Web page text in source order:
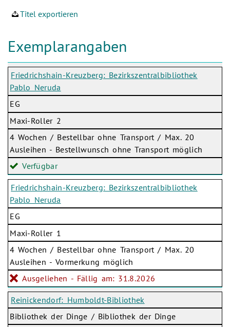
Titel exportieren
Exemplarangaben
Friedrichshain-Kreuzberg: Bezirkszentralbibliothek
Pablo Neruda
EG
Maxi-Roller 2
4 Wochen / Bestellbar ohne Transport / Max. 20
Ausleihen - Bestellwunsch ohne Transport möglich
Verfügbar
Friedrichshain-Kreuzberg: Bezirkszentralbibliothek
Pablo Neruda
EG
Maxi-Roller 1
4 Wochen / Bestellbar ohne Transport / Max. 20
Ausleihen - Vormerkung möglich
Ausgeliehen - Fällig am: 31.8.2026
Reinickendorf: Humboldt-Bibliothek
Bibliothek der Dinge / Bibliothek der Dinge